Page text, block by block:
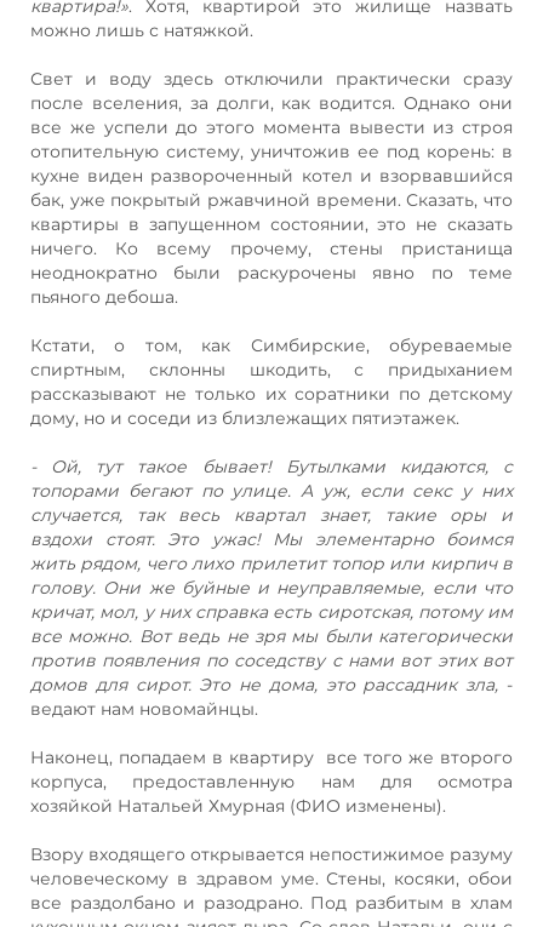
квартира!». Хотя, квартирой это жилище назвать
можно лишь с натяжкой.
Свет и воду здесь отключили практически сразу
после вселения, за долги, как водится. Однако они
все же успели до этого момента вывести из строя
отопительную систему, уничтожив ее под корень: в
кухне виден развороченный котел и взорвавшийся
бак, уже покрытый ржавчиной времени. Сказать, что
квартиры в запущенном состоянии, это не сказать
ничего. Ко всему прочему, стены пристанища
неоднократно были раскурочены явно по теме
пьяного дебоша.
Кстати, о том, как Симбирские, обуреваемые
спиртным, склонны шкодить, с придыханием
рассказывают не только их соратники по детскому
дому, но и соседи из близлежащих пятиэтажек.
- Ой, тут такое бывает! Бутылками кидаются, с
топорами бегают по улице. А уж, если секс у них
случается, так весь квартал знает, такие оры и
вздохи стоят. Это ужас! Мы элементарно боимся
жить рядом, чего лихо прилетит топор или кирпич в
голову. Они же буйные и неуправляемые, если что
кричат, мол, у них справка есть сиротская, потому им
все можно. Вот ведь не зря мы были категорически
против появления по соседству с нами вот этих вот
домов для сирот. Это не дома, это рассадник зла, -
ведают нам новомайнцы.
Наконец, попадаем в квартиру все того же второго
корпуса, предоставленную нам для осмотра
хозяйкой Натальей Хмурная (ФИО изменены).
Взору входящего открывается непостижимое разуму
человеческому в здравом уме. Стены, косяки, обои
все раздолбано и разодрано. Под разбитым в хлам